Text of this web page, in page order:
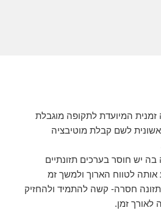
זמנית המיועדת לתקופה מוגבלת
לשם קבלת מוטיבציה
יש חוסר בערכים תזונתיים
אותה לטווח הארוך ולמשך זמ
חסרה- קשה להתמיד ולהחזיק
לאורך זמן.